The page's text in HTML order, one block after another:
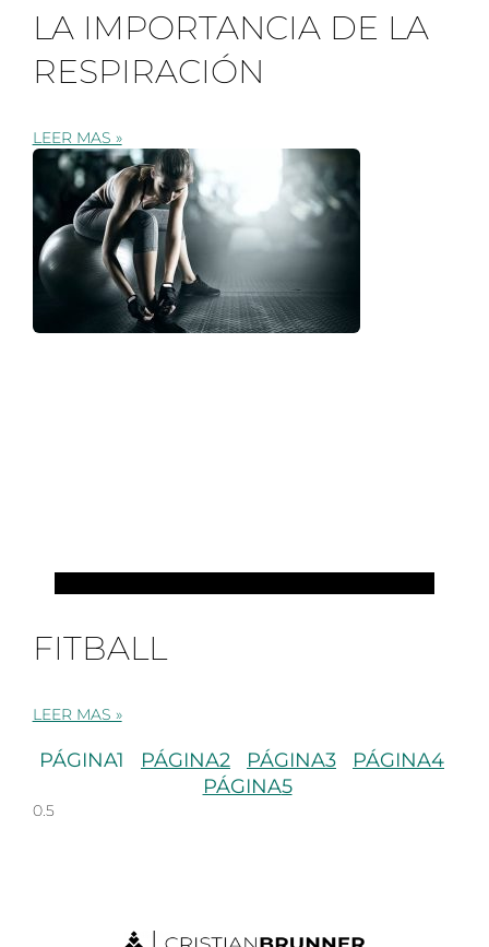
LA IMPORTANCIA DE LA
RESPIRACIÓN
LEER MAS »
FITBALL
LEER MAS »
PÁGINA1 PÁGINA2 PÁGINA3 PÁGINA4
PÁGINA5